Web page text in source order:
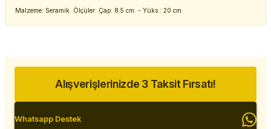
Malzeme: Seramik. Ölçüler: Çap: 8.5 cm. - Yüks.: 20 cm.
Alışverişlerinizde 3 Taksit Fırsatı!
Whatsapp Destek